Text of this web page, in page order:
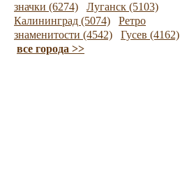
значки (6274)
Луганск (5103)
Калининград (5074)
Ретро
знаменитости (4542)
Гусев (4162)
все города >>